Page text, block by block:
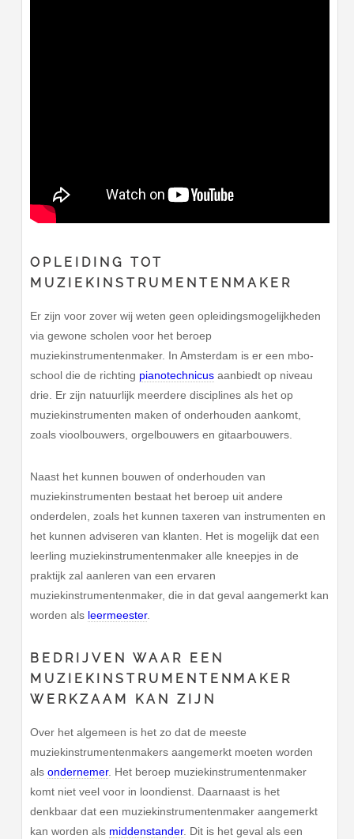
OPLEIDING TOT
MUZIEKINSTRUMENTENMAKER
Er zijn voor zover wij weten geen opleidingsmogelijkheden
via gewone scholen voor het beroep
muziekinstrumentenmaker. In Amsterdam is er een mbo-
school die de richting pianotechnicus aanbiedt op niveau
drie. Er zijn natuurlijk meerdere disciplines als het op
muziekinstrumenten maken of onderhouden aankomt,
zoals vioolbouwers, orgelbouwers en gitaarbouwers.
Naast het kunnen bouwen of onderhouden van
muziekinstrumenten bestaat het beroep uit andere
onderdelen, zoals het kunnen taxeren van instrumenten en
het kunnen adviseren van klanten. Het is mogelijk dat een
leerling muziekinstrumentenmaker alle kneepjes in de
praktijk zal aanleren van een ervaren
muziekinstrumentenmaker, die in dat geval aangemerkt kan
worden als leermeester.
BEDRIJVEN WAAR EEN
MUZIEKINSTRUMENTENMAKER
WERKZAAM KAN ZIJN
Over het algemeen is het zo dat de meeste
muziekinstrumentenmakers aangemerkt moeten worden
alsondernemer. Het beroep muziekinstrumentenmaker
komt niet veel voor in loondienst. Daarnaast is het
denkbaar dat een muziekinstrumentenmaker aangemerkt
kan worden als middenstander. Dit is het geval als een